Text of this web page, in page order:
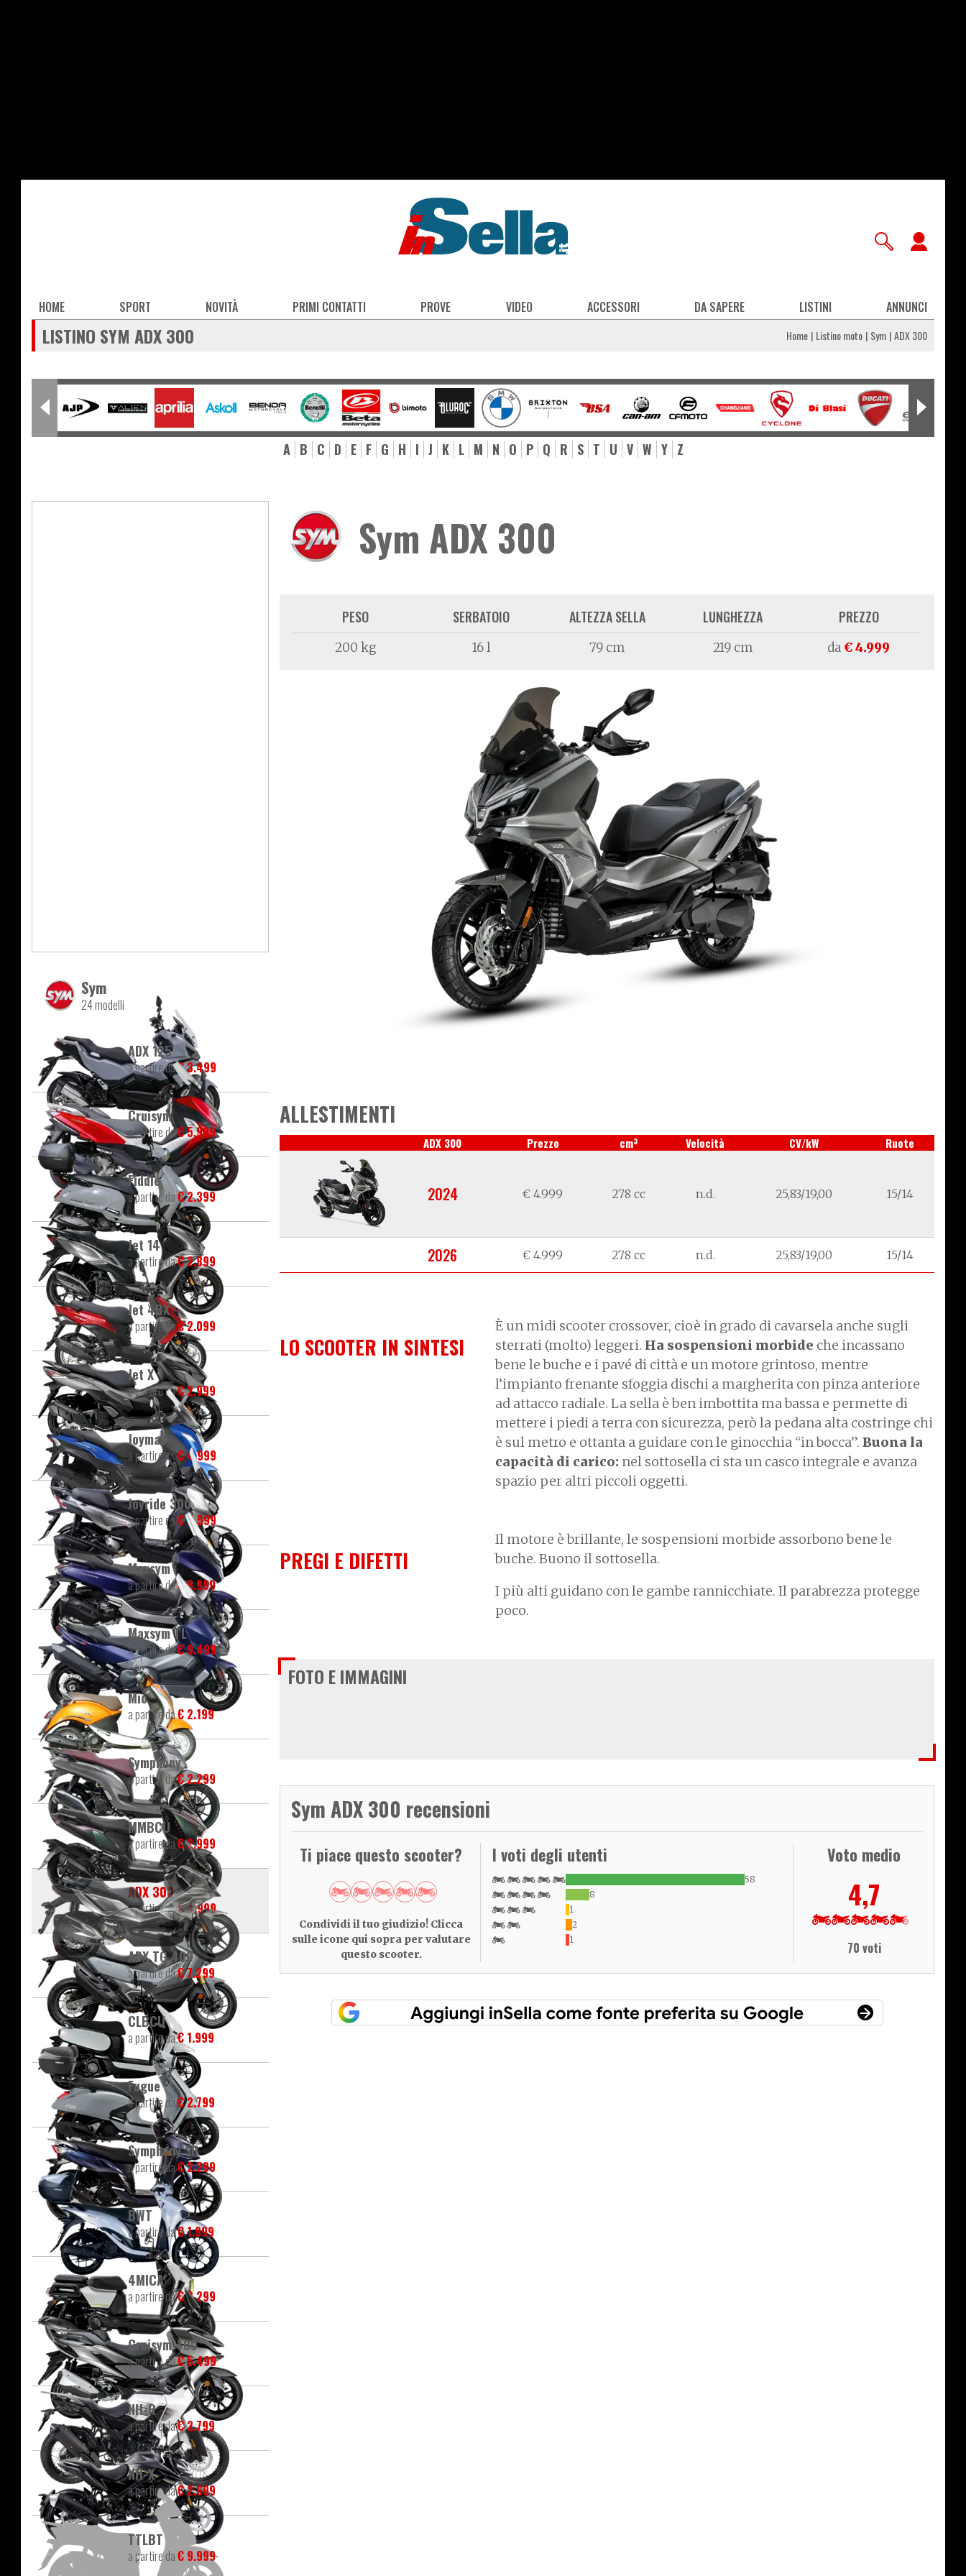
Main
navigation
HOME SPORT NOVITÀ PRIMI CONTATTI PROVE VIDEO ACCESSORI DA SAPERE LISTINI ANNUNCI
LISTINO SYM ADX 300 Home Listino moto Sym ADX 300
A B C D E F G H I J K L M N O P Q R S T U V W Y Z
Sym
24 modelli
ADX 125
a partire da€ 3.499
Cruisym
a partire da€ 5.999
Fiddle
a partire da€ 2.399
Jet 14
a partire da€ 2.899
Jet 4RX
a partire da€ 2.099
Jet X
a partire da€ 2.999
Joymax
a partire da€ 4.999
Joyride 300
a partire da€ 4.599
Maxsym
a partire da€ 6.999
Maxsym TL
a partire da€ 9.499
Mio
a partire da€ 2.199
Symphony
a partire da€ 2.299
MMBCU
a partire da€ 2.999
ADX 300
a partire da€ 4.999
ADX TG 400
a partire da€ 7.299
CLBCU
a partire da€ 1.999
Fugue
a partire da€ 2.799
Symphony SR
a partire da€ 2.299
BWT
a partire da€ 1.999
4MICA
a partire da€ 2.299
Cruisym 400
a partire da€ 5.499
NH-R
a partire da€ 2.799
NH-X
a partire da€ 2.699
TTLBT
a partire da€ 9.999
Sym ADX 300
PESO
200 kg
SERBATOIO
16 l
ALTEZZA SELLA
79 cm
LUNGHEZZA
219 cm
PREZZO
da€ 4.999
ALLESTIMENTI
ADX 300 Prezzo cm3 Velocità CV/kW Ruote
2024 € 4.999 278 cc n.d. 25,83/19,00 15/14
2026 € 4.999 278 cc n.d. 25,83/19,00 15/14
LO SCOOTER IN SINTESI
È un midi scooter crossover, cioè in grado di cavarsela anche sugli
sterrati (molto) leggeri. Ha sospensioni morbide che incassano
bene le buche e i pavé di città e un motore grintoso, mentre
l’impianto frenante sfoggia dischi a margherita con pinza anteriore
ad attacco radiale. La sella è ben imbottita ma bassa e permette di
mettere i piedi a terra con sicurezza, però la pedana alta costringe chi
è sul metro e ottanta a guidare con le ginocchia “in bocca”. Buona la
capacità di carico: nel sottosella ci sta un casco integrale e avanza
spazio per altri piccoli oggetti.
PREGI E DIFETTI
Il motore è brillante, le sospensioni morbide assorbono bene le
buche. Buono il sottosella.
I più alti guidano con le gambe rannicchiate. Il parabrezza protegge
poco.
FOTO E IMMAGINI
Sym ADX 300 recensioni
Ti piace questo scooter?
Condividi il tuo giudizio! Clicca
sulle icone qui sopra per valutare
questo scooter.
I voti degli utenti
58
8
1
2
1
Voto medio
4,7
70 voti